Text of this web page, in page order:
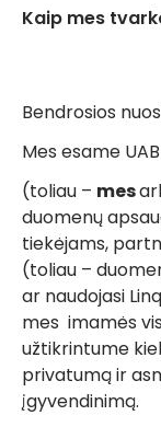
Kaip mes
Bendrosios
Mes esame UAB
(toliau – mes
duomenų
tiekėjams,
(toliau –
ar naudojasi
mes imamės
užtikrintume
privatumą ir
įgyvendinimą.